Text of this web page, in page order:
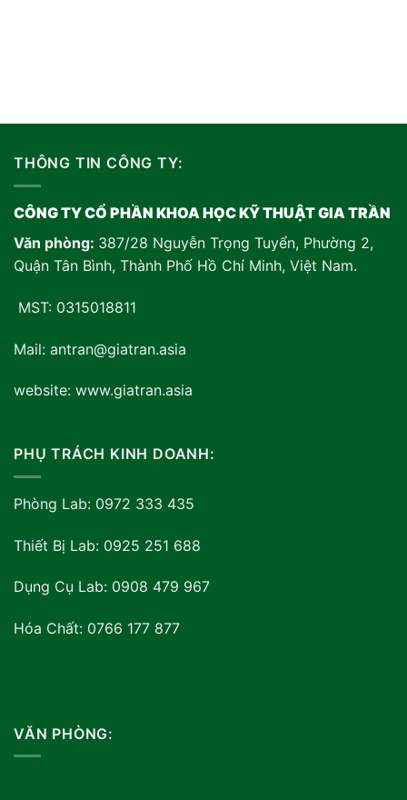
THÔNG TIN CÔNG TY:
CÔNG TY CỔ PHẦN KHOA HỌC KỸ THUẬT GIA TRẦN
Văn phòng: 387/28 Nguyễn Trọng Tuyển, Phường 2,
Quận Tân Bình, Thành Phố Hồ Chí Minh, Việt Nam.
MST: 0315018811
Mail: antran@giatran.asia
website: www.giatran.asia
PHỤ TRÁCH KINH DOANH:
Phòng Lab: 0972 333 435
Thiết Bị Lab: 0925 251 688
Dụng Cụ Lab: 0908 479 967
Hóa Chất: 0766 177 877
VĂN PHÒNG: